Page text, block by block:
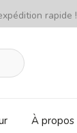
rapide !
À propos